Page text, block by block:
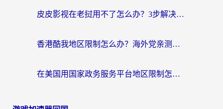
皮皮影视在老挝用不了怎么办？3步解决海外看国内影视&财经的痛点
香港酷我地区限制怎么办？海外党亲测有效的回国加速方案来了
在美国用国家政务服务平台地区限制怎么办？海外华人必备的突破攻略（附追剧看片技巧）